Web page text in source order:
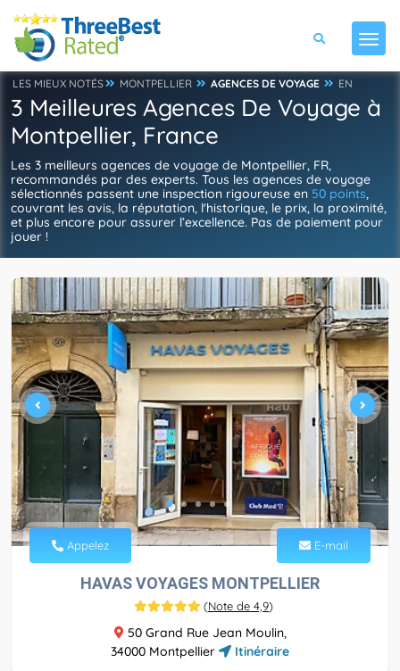
LES MIEUX NOTÉS MONTPELLIER AGENCES DE VOYAGE EN
3 Meilleures Agences De Voyage à
Montpellier, France
Les 3 meilleurs agences de voyage de Montpellier, FR,
recommandés par des experts. Tous les agences de voyage
sélectionnés passent une inspection rigoureuse en 50 points,
couvrant les avis, la réputation, l'historique, le prix, la proximité,
et plus encore pour assurer l’excellence. Pas de paiement pour
jouer !
Appelez E-mail
HAVAS VOYAGES MONTPELLIER
(Note de 4,9)
50 Grand Rue Jean Moulin,
34000 Montpellier
Itinéraire